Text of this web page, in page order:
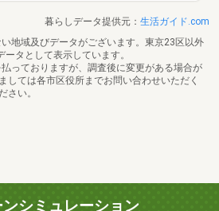
暮らしデータ提供元： 生活ガイド.com
地域及びデータがございます。東京23区以外
タとして表示しています。
っておりますが、調査後に変更がある場合が
しては各市区役所までお問い合わせいただく
さい。
シミュレーション